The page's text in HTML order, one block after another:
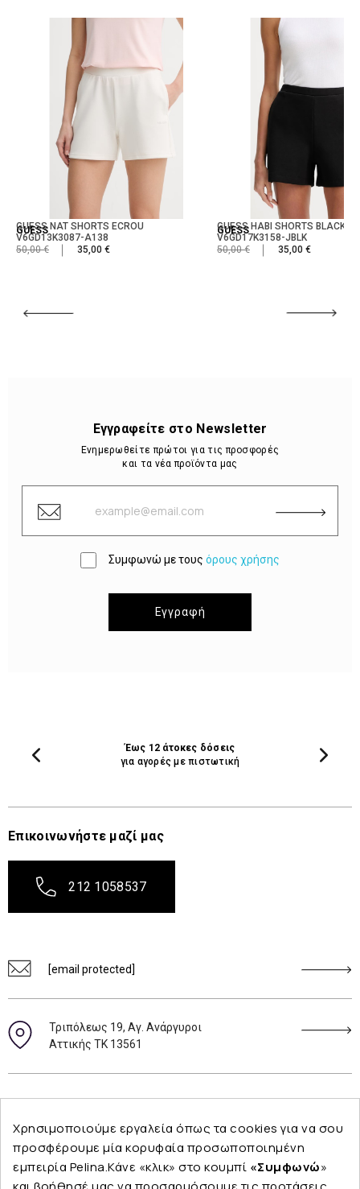
GUESS
GUESS NAT SHORTS ECROU
V6GD13K3087-A138
50,00 €
35,00 €
GUESS
GUESS HABI SHORTS BLACK
V6GD17K3158-JBLK
50,00 €
35,00 €
Εγγραφείτε στο Newsletter
Ενημερωθείτε πρώτοι για τις προσφορές
και τα νέα προϊόντα μας
Συμφωνώ με τους όρους χρήσης
Εγγραφή
Έως 12 άτοκες δόσεις
για αγορές με πιστωτική
Επικοινωνήστε μαζί μας
212 1058537
[email protected]
Τριπόλεως 19, Αγ. Ανάργυροι
Αττικής ΤΚ 13561
Χρησιμοποιούμε εργαλεία όπως τα cookies για να σου
προσφέρουμε μία κορυφαία προσωποποιημένη
εμπειρία Pelina.Κάνε «κλικ» στο κουμπί «Συμφωνώ»